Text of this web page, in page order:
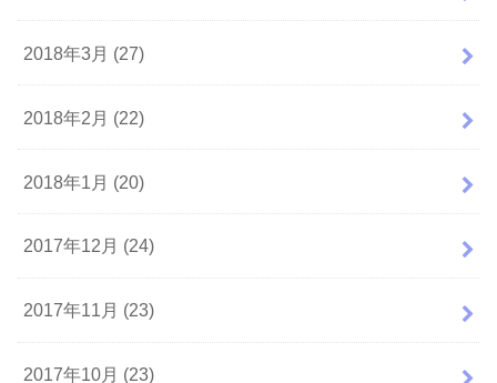
2018年3月 (27)
2018年2月 (22)
2018年1月 (20)
2017年12月 (24)
2017年11月 (23)
2017年10月 (23)